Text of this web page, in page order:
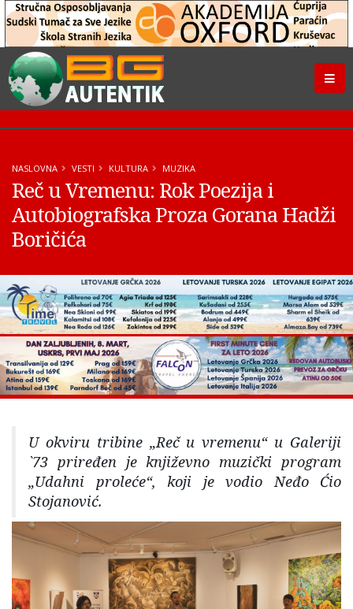
NASLOVNA VESTI KULTURA MUZIKA
Reč u Vremenu: Rok Poezija i
Autobiografska Proza Gorana Hadži
Boričića
U okviru tribine „Reč u vremenu“ u Galeriji
`73 priređen je književno muzički program
„Udahni proleće“, koji je vodio Neđo Ćio
Stojanović.